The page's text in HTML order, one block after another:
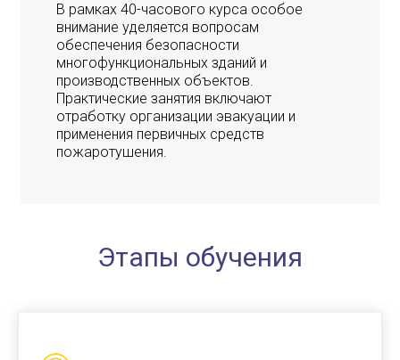
В рамках 40-часового курса особое
внимание уделяется вопросам
обеспечения безопасности
многофункциональных зданий и
производственных объектов.
Практические занятия включают
отработку организации эвакуации и
применения первичных средств
пожаротушения.
Этапы обучения